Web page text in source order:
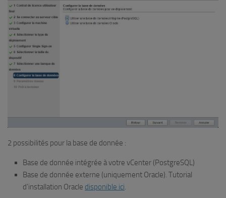
2 possibilités pour la base de donnée :
Base de donnée intégrée à votre vCenter (PostgreSQL)
Base de donnée externe (uniquement Oracle). Tutorial
d’installation Oracle disponible ici